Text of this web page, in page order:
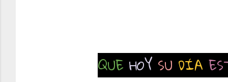
QUE HOY SU DÍA